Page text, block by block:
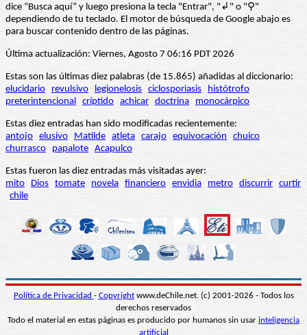
dice “Busca aquí” y luego presiona la tecla "Entrar", "↲" o "⚲"
dependiendo de tu teclado. El motor de búsqueda de Google abajo es
para buscar contenido dentro de las páginas.
Última actualización: Viernes, Agosto 7 06:16 PDT 2026
Estas son las últimas diez palabras (de 15.865) añadidas al diccionario:
elucidario
revulsivo legionelosis ciclosporiasis
histótrofo
preterintencional críptido achicar doctrina monocárpico
Estas diez entradas han sido modificadas recientemente:
antojo elusivo Matilde atleta carajo equivocación
chuico
churrasco
papalote Acapulco
Estas fueron las diez entradas más visitadas ayer:
mito
Dios tomate novela financiero envidia metro discurrir curtir
chile
Política de Privacidad - Copyrightwww.deChile.net. (c) 2001-2026 - Todos los
derechos reservados
Todo el material en estas páginas es producido por humanos sin usar inteligencia
artificial